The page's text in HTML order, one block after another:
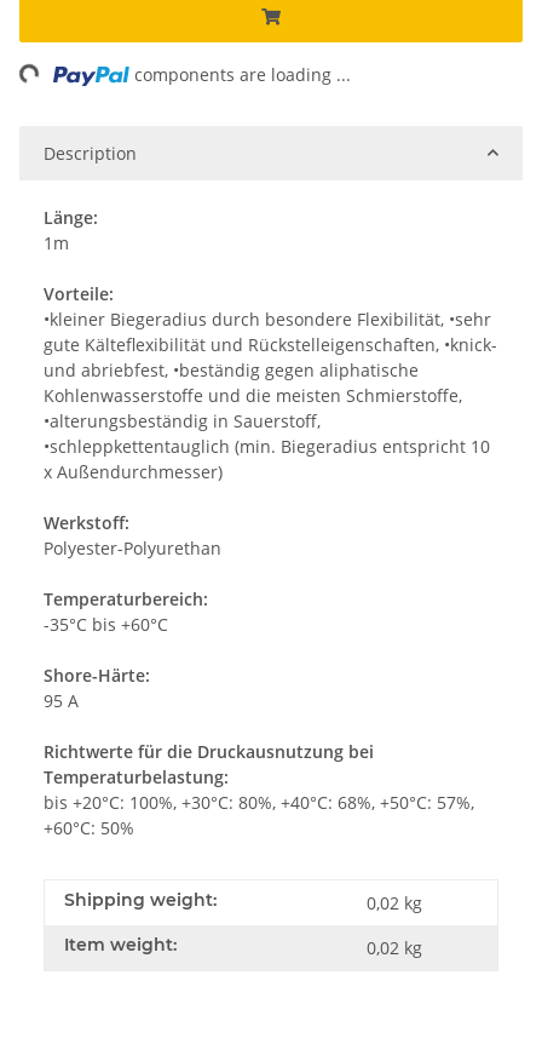
components are loading ...
Description
Länge:
1m
Vorteile:
•kleiner Biegeradius durch besondere Flexibilität, •sehr
gute Kälteflexibilität und Rückstelleigenschaften, •knick-
und abriebfest, •beständig gegen aliphatische
Kohlenwasserstoffe und die meisten Schmierstoffe,
•alterungsbeständig in Sauerstoff,
•schleppkettentauglich (min. Biegeradius entspricht 10
x Außendurchmesser)
Werkstoff:
Polyester-Polyurethan
Temperaturbereich:
-35°C bis +60°C
Shore-Härte:
95 A
Richtwerte für die Druckausnutzung bei
Temperaturbelastung:
bis +20°C: 100%, +30°C: 80%, +40°C: 68%, +50°C: 57%,
+60°C: 50%
Shipping weight: 0,02 kg
Item weight: 0,02 kg